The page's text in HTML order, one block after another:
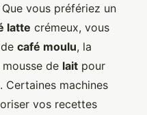
Que vous préfériez un
latte crémeux, vous
café moulu, la
de lait pour
machines
vos recettes